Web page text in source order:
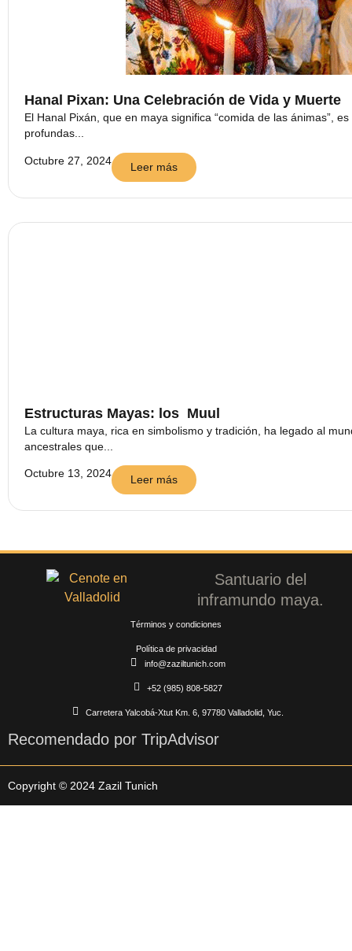
Hanal Pixan: Una Celebración de Vida y Muerte
El Hanal Pixán, que en maya significa “comida de las ánimas”,
profundas...
Octubre 27, 2024 Leer más
Estructuras Mayas: los Muul
La cultura maya, rica en simbolismo y tradición, ha legado al
ancestrales que...
Octubre 13, 2024 Leer más
Santuario del
inframundo maya.
info@zaziltunich.com
+52 (985) 808-5827
Carretera Yalcobá-Xtut Km. 6, 97780 Valladolid, Yuc.
Términos y condiciones
Política de privacidad
Recomendado por TripAdvisor
Copyright © 2024 Zazil Tunich